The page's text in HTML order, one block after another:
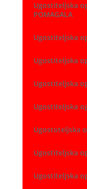
Ugostiteljska
POMAGALA
Ugostiteljska
Ugostiteljska
Ugostiteljska
Ugostiteljska
Ugostoteljska
Ugostiteljska
Ugostiteljska